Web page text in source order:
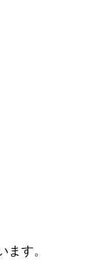
ます。